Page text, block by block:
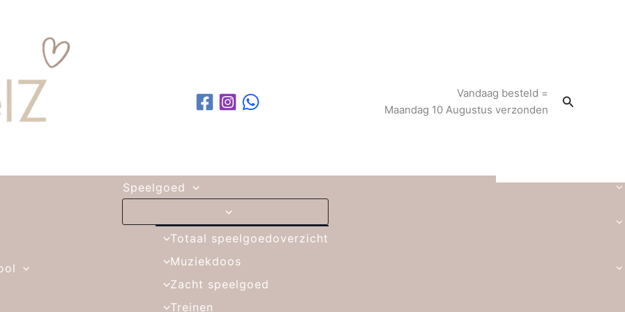
Vandaag besteld =
Maandag 10 Augustus verzonden
Zoeken
Speelgoed
Totaal speelgoedoverzicht
Muziekdoos
Zacht speelgoed
Treinen